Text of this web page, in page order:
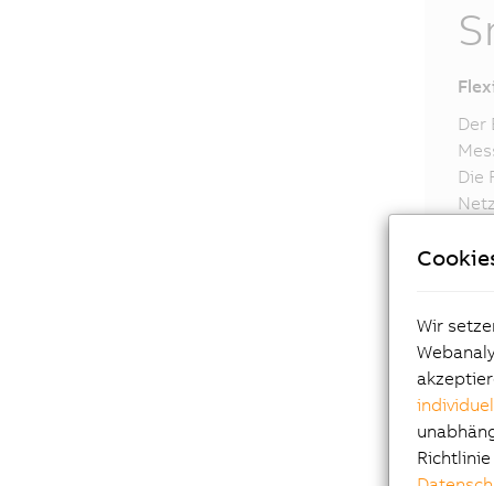
Der
Die
Wir